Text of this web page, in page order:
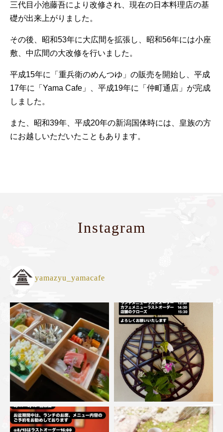
三代目小池藤吾により改修され、現在の日本料理店の基
礎が出来上がりました。
その後、昭和53年に大広間を拡張し、昭和56年には小座
敷、中広間の大改修を行いました。
平成15年に「重兵衛のめんつゆ」の販売を開始し、 平成
17年に「Yama Cafe」、平成19年に「仲町通店」が完成
しました。
また、昭和39年、平成20年の新潟国体時には、皇族の方
にお越しいただいたこともあります。
Instagram
yamazyu_yamacafe